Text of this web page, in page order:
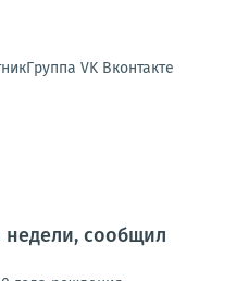
VK Вконтакте
недели, сообщил